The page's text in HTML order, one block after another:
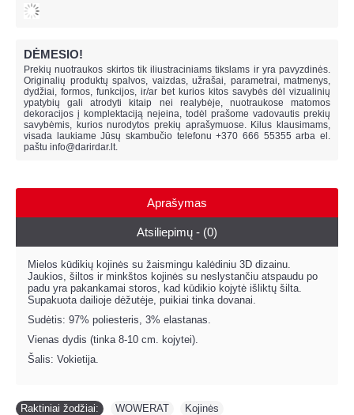
DĖMESIO!
Prekių nuotraukos skirtos tik iliustraciniams tikslams ir yra pavyzdinės.
Originalių produktų spalvos, vaizdas, užrašai, parametrai, matmenys,
dydžiai, formos, funkcijos, ir/ar bet kurios kitos savybės dėl vizualinių
ypatybių gali atrodyti kitaip nei realybėje, nuotraukose matomos
dekoracijos į komplektaciją neįeina, todėl prašome vadovautis prekių
savybėmis, kurios nurodytos prekių aprašymuose. Kilus klausimams,
visada laukiame Jūsų skambučio telefonu +370 666 55355 arba el.
paštu info@darirdar.lt.
Aprašymas
Atsiliepimų - (0)
Mielos kūdikių kojinės su žaismingu kalėdiniu 3D dizainu.
Jaukios, šiltos ir minkštos kojinės su neslystančiu atspaudu po
padu yra pakankamai storos, kad kūdikio kojytė išliktų šilta.
Supakuota dailioje dėžutėje, puikiai tinka dovanai.
Sudėtis: 97% poliesteris, 3% elastanas.
Vienas dydis (tinka 8-10 cm. kojytei).
Šalis: Vokietija.
Raktiniai žodžiai: WOWERAT Kojinės